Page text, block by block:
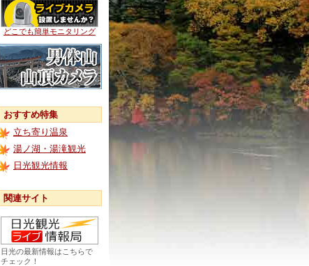
どこでも簡単モニタリング
おすすめ特集
立ち寄り温泉
湯ノ湖・湯滝観光
日光観光情報
関連サイト
日光の最新情報はこちらで
チェック！